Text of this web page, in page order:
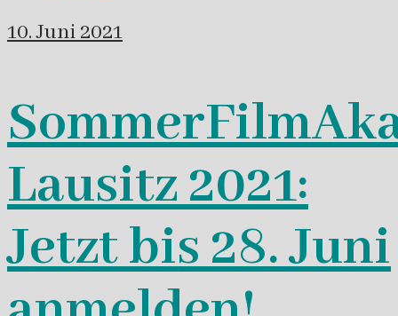
10. Juni 2021
Lausitz 2021:
Jetzt bis 28. Juni